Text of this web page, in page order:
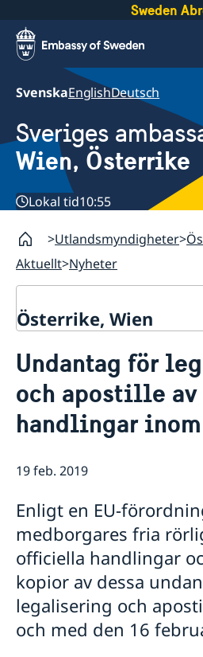
Sweden
SvenskaEnglishDeutsch
Sveriges
Wien, Österrike
Lokal tid10:55
Utlandsmyndigheter
Aktuellt Nyheter
Österrike, Wien
Organisationer med
Solvit - dina rättigheter i EU
Om oss
Ambassadören
Information om de svenska
Österrike och Slovakien
Graz - Gerald Babel-Sutter
Klagenfurt - Herta Stockbauer
Linz - Elke Riemenschneider
Salzburg - Martina Schlegel-
Lediga tjänster
Dataskyddspolicy (GDPR)
Så stöttar vi svenska
Vi är en resurs för svenska
Svenska företag i Österrike
Anmäl handelshinder
Aktuellt
Undantag för
och apostille
handlingar inom
19 feb. 2019
Enligt en EU-
medborgares fria
officiella handlingar
kopior av dessa
legalisering och
och med den 16